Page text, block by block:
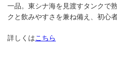
一品。東シナ海を見渡すタンクで
クと飲みやすさを兼ね備え、初心
詳しくはこちら